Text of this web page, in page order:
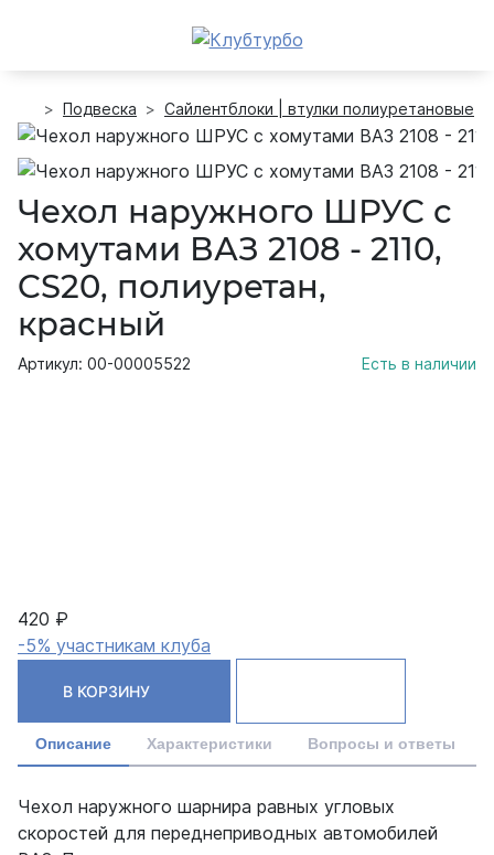
Подвеска Сайлентблоки | втулки полиуретановые
Чехол наружного ШРУС с
хомутами ВАЗ 2108 - 2110,
CS20, полиуретан,
красный
Артикул: 00-00005522 Есть в наличии
420 ₽
-5% участникам клуба
В КОРЗИНУ
Описание Характеристики Вопросы и ответы
Чехол наружного шарнира равных угловых
скоростей для переднеприводных автомобилей